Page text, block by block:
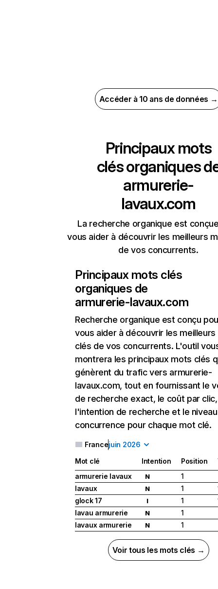
Accéder à 10 ans de données →
Principaux mots
clés organiques
armurerie-
lavaux.com
La recherche organique est
vous aider à découvrir les meilleurs
de vos concurrents.
Principaux mots clés
organiques de
armurerie-lavaux.com
Recherche organique est conçu
vous aider à découvrir les
clés de vos concurrents. L'outil
montrera les principaux mots clés
génèrent du trafic vers armurerie-
lavaux.com, tout en fournissant le
de recherche exact, le coût par clic,
l'intention de recherche et le
concurrence pour chaque mot clé.
Francejuin 2026
Mot clé Intention Position
armurerie lavaux
N 1
lavaux
N 1
glock 17
I 1
lavau armurerie
N 1
lavaux armurerie
N 1
Voir tous les mots clés →